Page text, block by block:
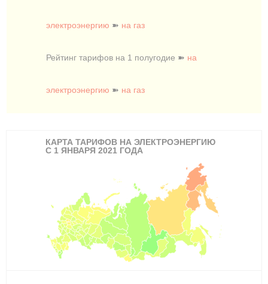
электроэнергию ➽ на газ
Рейтинг тарифов на 1 полугодие ➽ на
электроэнергию ➽ на газ
КАРТА ТАРИФОВ НА ЭЛЕКТРОЭНЕРГИЮ
С 1 ЯНВАРЯ 2021 ГОДА